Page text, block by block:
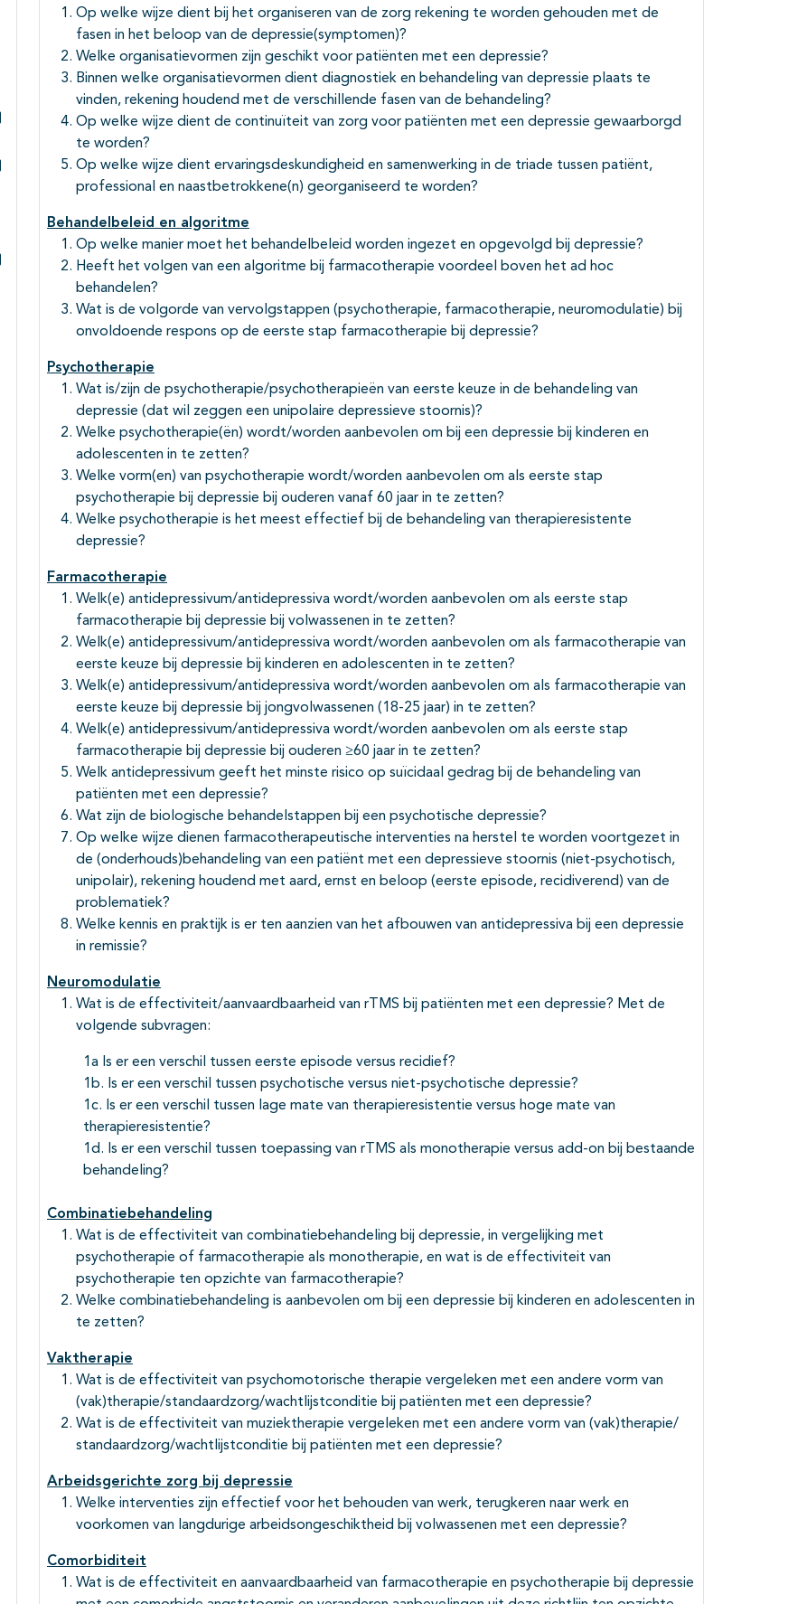
Subpagina's open- en dichtklappen
Subpagina's open- en dichtklappen
Subpagina's open- en dichtklappen
Op welke wijze dient bij het organiseren van de zorg rekening te worden gehouden met de
fasen in het beloop van de depressie(symptomen)?
Welke organisatievormen zijn geschikt voor patiënten met een depressie?
Binnen welke organisatievormen dient diagnostiek en behandeling van depressie plaats te
vinden, rekening houdend met de verschillende fasen van de behandeling?
Op welke wijze dient de continuïteit van zorg voor patiënten met een depressie gewaarborgd
te worden?
Op welke wijze dient ervaringsdeskundigheid en samenwerking in de triade tussen patiënt,
professional en naastbetrokkene(n) georganiseerd te worden?
Behandelbeleid en algoritme
Op welke manier moet het behandelbeleid worden ingezet en opgevolgd bij depressie?
Heeft het volgen van een algoritme bij farmacotherapie voordeel boven het ad hoc
behandelen?
Wat is de volgorde van vervolgstappen (psychotherapie, farmacotherapie, neuromodulatie) bij
onvoldoende respons op de eerste stap farmacotherapie bij depressie?
Psychotherapie
Wat is/zijn de psychotherapie/psychotherapieën van eerste keuze in de behandeling van
depressie (dat wil zeggen een unipolaire depressieve stoornis)?
Welke psychotherapie(ën) wordt/worden aanbevolen om bij een depressie bij kinderen en
adolescenten in te zetten?
Welke vorm(en) van psychotherapie wordt/worden aanbevolen om als eerste stap
psychotherapie bij depressie bij ouderen vanaf 60 jaar in te zetten?
Welke psychotherapie is het meest effectief bij de behandeling van therapieresistente
depressie?
Farmacotherapie
Welk(e) antidepressivum/antidepressiva wordt/worden aanbevolen om als eerste stap
farmacotherapie bij depressie bij volwassenen in te zetten?
Welk(e) antidepressivum/antidepressiva wordt/worden aanbevolen om als farmacotherapie van
eerste keuze bij depressie bij kinderen en adolescenten in te zetten?
Welk(e) antidepressivum/antidepressiva wordt/worden aanbevolen om als farmacotherapie van
eerste keuze bij depressie bij jongvolwassenen (18-25 jaar) in te zetten?
Welk(e) antidepressivum/antidepressiva wordt/worden aanbevolen om als eerste stap
farmacotherapie bij depressie bij ouderen ≥60 jaar in te zetten?
Welk antidepressivum geeft het minste risico op suïcidaal gedrag bij de behandeling van
patiënten met een depressie?
Wat zijn de biologische behandelstappen bij een psychotische depressie?
Op welke wijze dienen farmacotherapeutische interventies na herstel te worden voortgezet in
de (onderhouds)behandeling van een patiënt met een depressieve stoornis (niet-psychotisch,
unipolair), rekening houdend met aard, ernst en beloop (eerste episode, recidiverend) van de
problematiek?
Welke kennis en praktijk is er ten aanzien van het afbouwen van antidepressiva bij een depressie
in remissie?
Neuromodulatie
Wat is de effectiviteit/aanvaardbaarheid van rTMS bij patiënten met een depressie? Met de
volgende subvragen:
1a Is er een verschil tussen eerste episode versus recidief?
1b. Is er een verschil tussen psychotische versus niet-psychotische depressie?
1c. Is er een verschil tussen lage mate van therapieresistentie versus hoge mate van
therapieresistentie?
1d. Is er een verschil tussen toepassing van rTMS als monotherapie versus add-on bij bestaande
behandeling?
Combinatiebehandeling
Wat is de effectiviteit van combinatiebehandeling bij depressie, in vergelijking met
psychotherapie of farmacotherapie als monotherapie, en wat is de effectiviteit van
psychotherapie ten opzichte van farmacotherapie?
Welke combinatiebehandeling is aanbevolen om bij een depressie bij kinderen en adolescenten in
te zetten?
Vaktherapie
Wat is de effectiviteit van psychomotorische therapie vergeleken met een andere vorm van
(vak)therapie/standaardzorg/wachtlijstconditie bij patiënten met een depressie?
Wat is de effectiviteit van muziektherapie vergeleken met een andere vorm van (vak)therapie/
standaardzorg/wachtlijstconditie bij patiënten met een depressie?
Arbeidsgerichte zorg bij depressie
Welke interventies zijn effectief voor het behouden van werk, terugkeren naar werk en
voorkomen van langdurige arbeidsongeschiktheid bij volwassenen met een depressie?
Comorbiditeit
Wat is de effectiviteit en aanvaardbaarheid van farmacotherapie en psychotherapie bij depressie